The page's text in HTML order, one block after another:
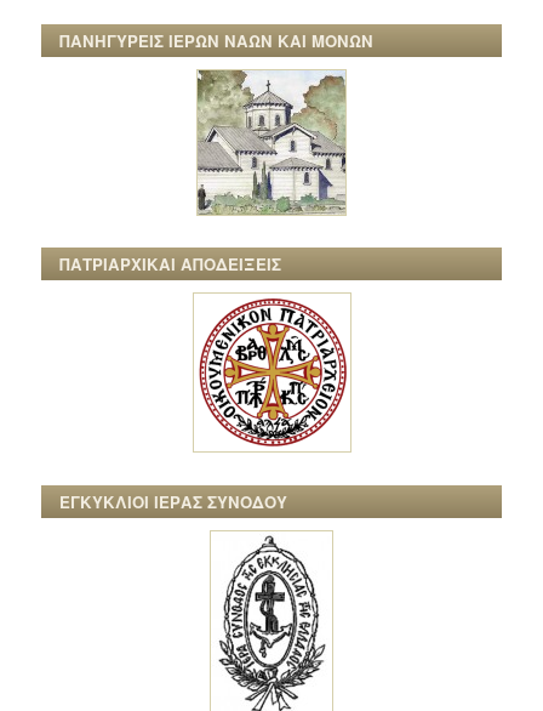
ΠΑΝΗΓΥΡΕΙΣ ΙΕΡΩΝ ΝΑΩΝ ΚΑΙ ΜΟΝΩΝ
ΠΑΤΡΙΑΡΧΙΚΑΙ ΑΠΟΔΕΙΞΕΙΣ
ΕΓΚΥΚΛΙΟΙ ΙΕΡΑΣ ΣΥΝΟΔΟΥ